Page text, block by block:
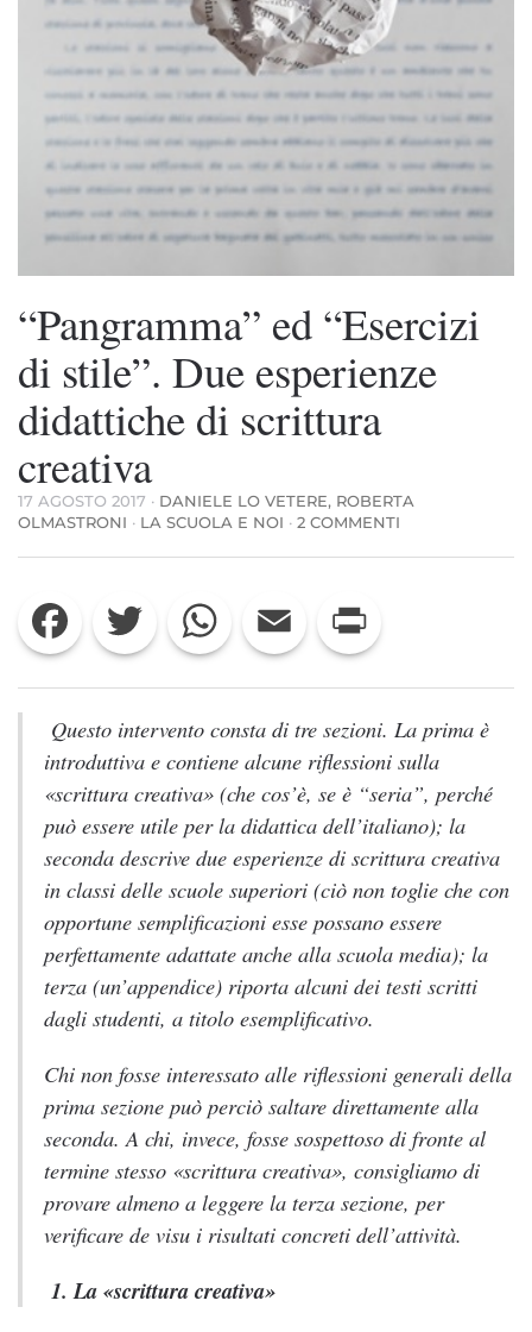
“Pangramma” ed “Esercizi
di stile”. Due esperienze
didattiche di scrittura
creativa
17 AGOSTO 2017 · DANIELE LO VETERE, ROBERTA
OLMASTRONI · LA SCUOLA E NOI · 2 COMMENTI
ED
DIDATTICHE
SCRITTURA
CREATIVA
Facebook Twitter WhatsApp Email
Questo intervento consta di tre sezioni. La prima è
introduttiva e contiene alcune riflessioni sulla
«scrittura creativa» (che cos’è, se è “seria”, perché
può essere utile per la didattica dell’italiano); la
seconda descrive due esperienze di scrittura creativa
in classi delle scuole superiori (ciò non toglie che con
opportune semplificazioni esse possano essere
perfettamente adattate anche alla scuola media); la
terza (un’appendice) riporta alcuni dei testi scritti
dagli studenti, a titolo esemplificativo.
Chi non fosse interessato alle riflessioni generali della
prima sezione può perciò saltare direttamente alla
seconda. A chi, invece, fosse sospettoso di fronte al
termine stesso «scrittura creativa», consigliamo di
provare almeno a leggere la terza sezione, per
verificarede visu i risultati concreti dell’attività.
1. La «scrittura creativa»